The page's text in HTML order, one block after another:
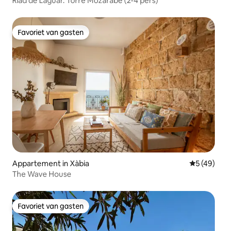
Favoriet van gasten
Favoriet van gasten
Appartement in Xàbia
5 (49)
The Wave House
Favoriet van gasten
Favoriet van gasten